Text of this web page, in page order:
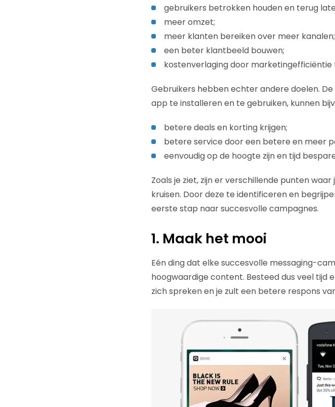
gebruikers betrokken houden en terug
meer omzet;
meer klanten bereiken over meer kanalen;
een beter klantbeeld bouwen;
kostenverlaging door marketingefficiëntie
Gebruikers hebben echter andere doelen.
app te installeren en te gebruiken, kunnen
betere deals en korting krijgen;
betere service door een betere en meer
eenvoudig op de hoogte zijn en tijd
Zoals je ziet, zijn er verschillende punten
kruisen. Door deze te identificeren en
eerste stap naar succesvolle campagnes.
1. Maak het mooi
Eén ding dat elke succesvolle messaging-
hoogwaardige content. Besteed dus veel tijd
zich spreken en je zult een betere respons